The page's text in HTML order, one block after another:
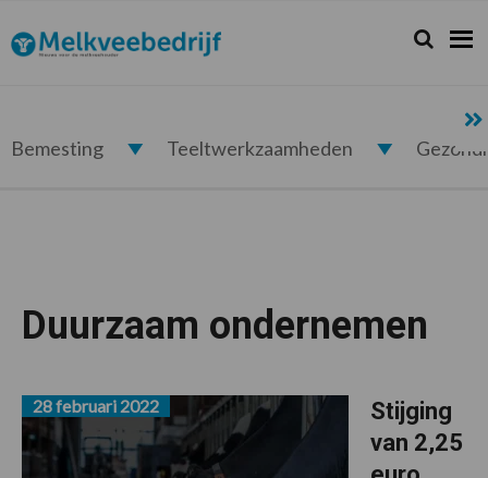
de
hoofdnavigatie
de
hoofd
de
voettekst
Melkveebedrijf.nl Zoeken...
Zoek
Bemesting Teeltwerkzaamheden
Duurzaam ondernemen
Stijging
van 2,25
28 februari 2022